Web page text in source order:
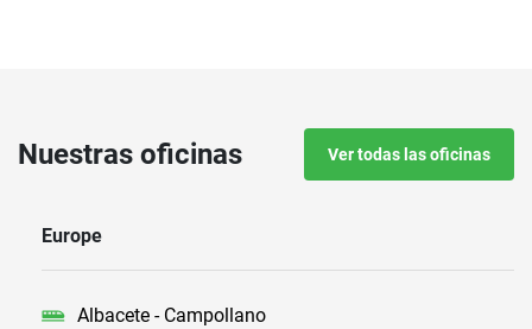
Nuestras oficinas Ver todas las oficinas
Europe
Albacete - Campollano